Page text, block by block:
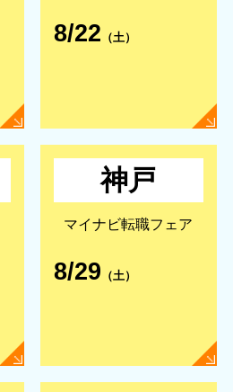
8/22 （土）
神戸
マイナビ転職フェア
8/29 （土）